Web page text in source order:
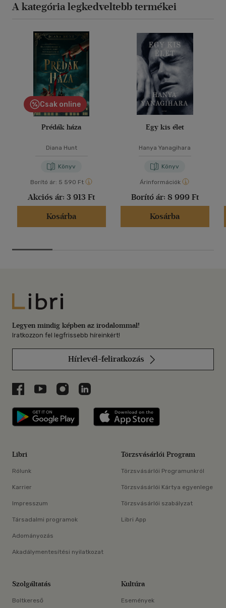
A kategória legkedveltebb termékei
Csak online
Prédák háza
Diana Hunt
Könyv
Borító ár: 5 590 Ft
Akciós ár: 3 913 Ft
Kosárba
Egy kis élet
Hanya Yanagihara
Könyv
Árinformációk
Borító ár: 8 999 Ft
Kosárba
Libri
Legyen mindig képben az irodalommal!
Iratkozzon fel legfrissebb híreinkért!
Hírlevél-feliratkozás
Libri a Facebookon
Libri a Youtube-on
Libri az Instagramon
Libri a LinkedInen
Libri applikáció Szerezd meg: Google
Libri
Rólunk
Karrier
Impresszum
Társadalmi programok
Adományozás
Akadálymentesítési nyilatkozat
Törzsvásárlói Program
Törzsvásárlói Programunkról
Törzsvásárlói Kártya egyenlege
Törzsvásárlói szabályzat
Libri App
Szolgáltatás
Boltkereső
Kultúra
Események